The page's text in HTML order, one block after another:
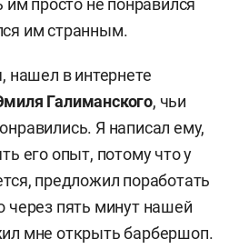
им просто не понравился
им странным.
нашел в интернете
Галиманского, чьи
Я написал ему,
его опыт, потому что у
предложил поработать
через пять минут нашей
мне открыть барбершоп.